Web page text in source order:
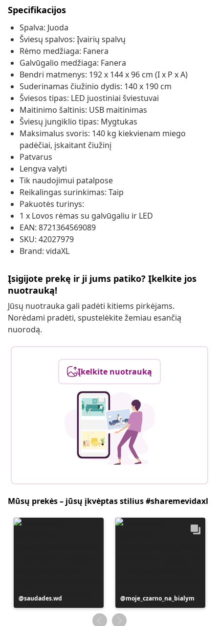
Specifikacijos
Spalva: Juoda
Šviesų spalvos: Įvairių spalvų
Rėmo medžiaga: Fanera
Galvūgalio medžiaga: Fanera
Bendri matmenys: 192 x 144 x 96 cm (I x P x A)
Suderinamas čiužinio dydis: 140 x 190 cm
Šviesos tipas: LED juostiniai šviestuvai
Maitinimo šaltinis: USB maitinimas
Šviesų jungiklio tipas: Mygtukas
Maksimalus svoris: 140 kg kiekvienam miego
padėčiai, įskaitant čiužinį
Patvarus
Lengva valyti
Tik naudojimui patalpose
Reikalingas surinkimas: Taip
Pakuotės turinys:
1 x Lovos rėmas su galvūgaliu ir LED
EAN: 8721364569089
SKU: 42027979
Brand: vidaXL
Įsigijote prekę ir ji jums patiko? Įkelkite jos
nuotrauką!
Jūsų nuotrauka gali padėti kitiems pirkėjams.
Norėdami pradėti, spustelėkite žemiau esančią
nuorodą.
Įkelkite nuotrauką
Mūsų prekės – jūsų įkvėptas stilius #sharemevidaxl
Įrašą
paskelbė
saudades.wd
Įrašą
paskelbė
moje_czarno_na_bialym